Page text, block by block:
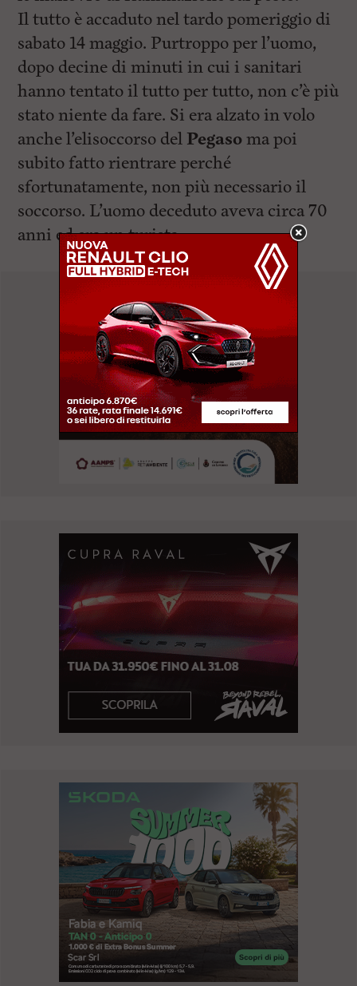
Il tutto è accaduto nel tardo pomeriggio di
sabato 14 maggio. Purtroppo per l’uomo,
dopo decine di minuti in cui i sanitari
hanno tentato il tutto per tutto, non c’è più
stato niente da fare. Si era alzato in volo
anche l’elisoccorso del Pegaso ma poi
subito fatto rientrare perché
sfortunatamente, non più necessario il
soccorso. L’uomo deceduto aveva circa 70
anni ed era un turista.